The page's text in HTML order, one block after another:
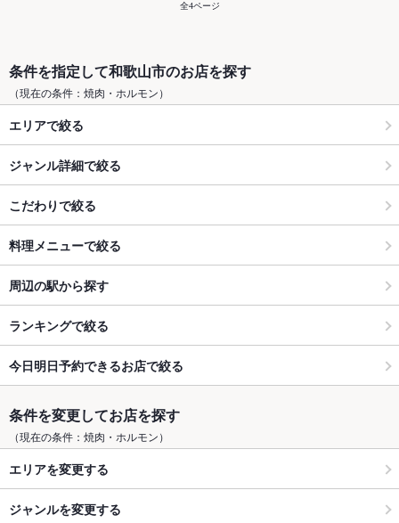
全4ページ
条件を指定して和歌山市のお店を探す
（現在の条件：焼肉・ホルモン）
エリアで絞る
ジャンル詳細で絞る
こだわりで絞る
料理メニューで絞る
周辺の駅から探す
ランキングで絞る
今日明日予約できるお店で絞る
条件を変更してお店を探す
（現在の条件：焼肉・ホルモン）
エリアを変更する
ジャンルを変更する